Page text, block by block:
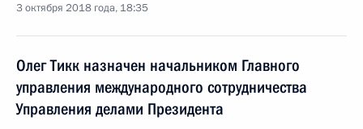
3 октября 2018 года, 18:35
Олег Тикк назначен начальником Главного
управления международного сотрудничества
Управления делами Президента